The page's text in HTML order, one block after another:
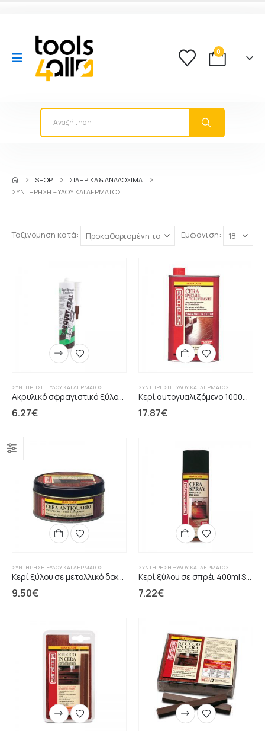
0
SHOP
ΣΙΔΗΡΙΚΑ & ΑΝΑΛΩΣΙΜΑ
ΣΥΝΤΉΡΗΣΗ ΞΎΛΟΥ ΚΑΙ ΔΈΡΜΑΤΟΣ
Ταξινόμηση κατά: Εμφάνιση:
ΣΥΝΤΉΡΗΣΗ ΞΎΛΟΥ ΚΑΙ ΔΈΡΜΑΤΟΣ
Ακρυλικό σφραγιστικό ξύλου Parquet Seal DenBraven
6.27€
ΣΥΝΤΉΡΗΣΗ ΞΎΛΟΥ ΚΑΙ ΔΈΡΜΑΤΟΣ
17.87€
ΣΥΝΤΉΡΗΣΗ ΞΎΛΟΥ ΚΑΙ ΔΈΡΜΑΤΟΣ
9.50€
ΣΥΝΤΉΡΗΣΗ ΞΎΛΟΥ ΚΑΙ ΔΈΡΜΑΤΟΣ
7.22€